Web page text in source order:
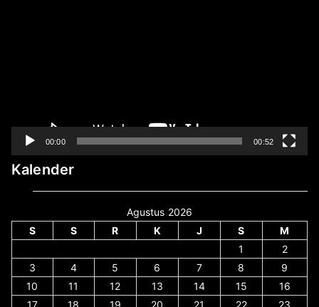
00:00 00:52
Kalender
Agustus 2026
S
S R K J S
M
1
2
3
4 5 6 7 8
9
10
11 12 13 14 15
16
17
18 19 20 21 22 23